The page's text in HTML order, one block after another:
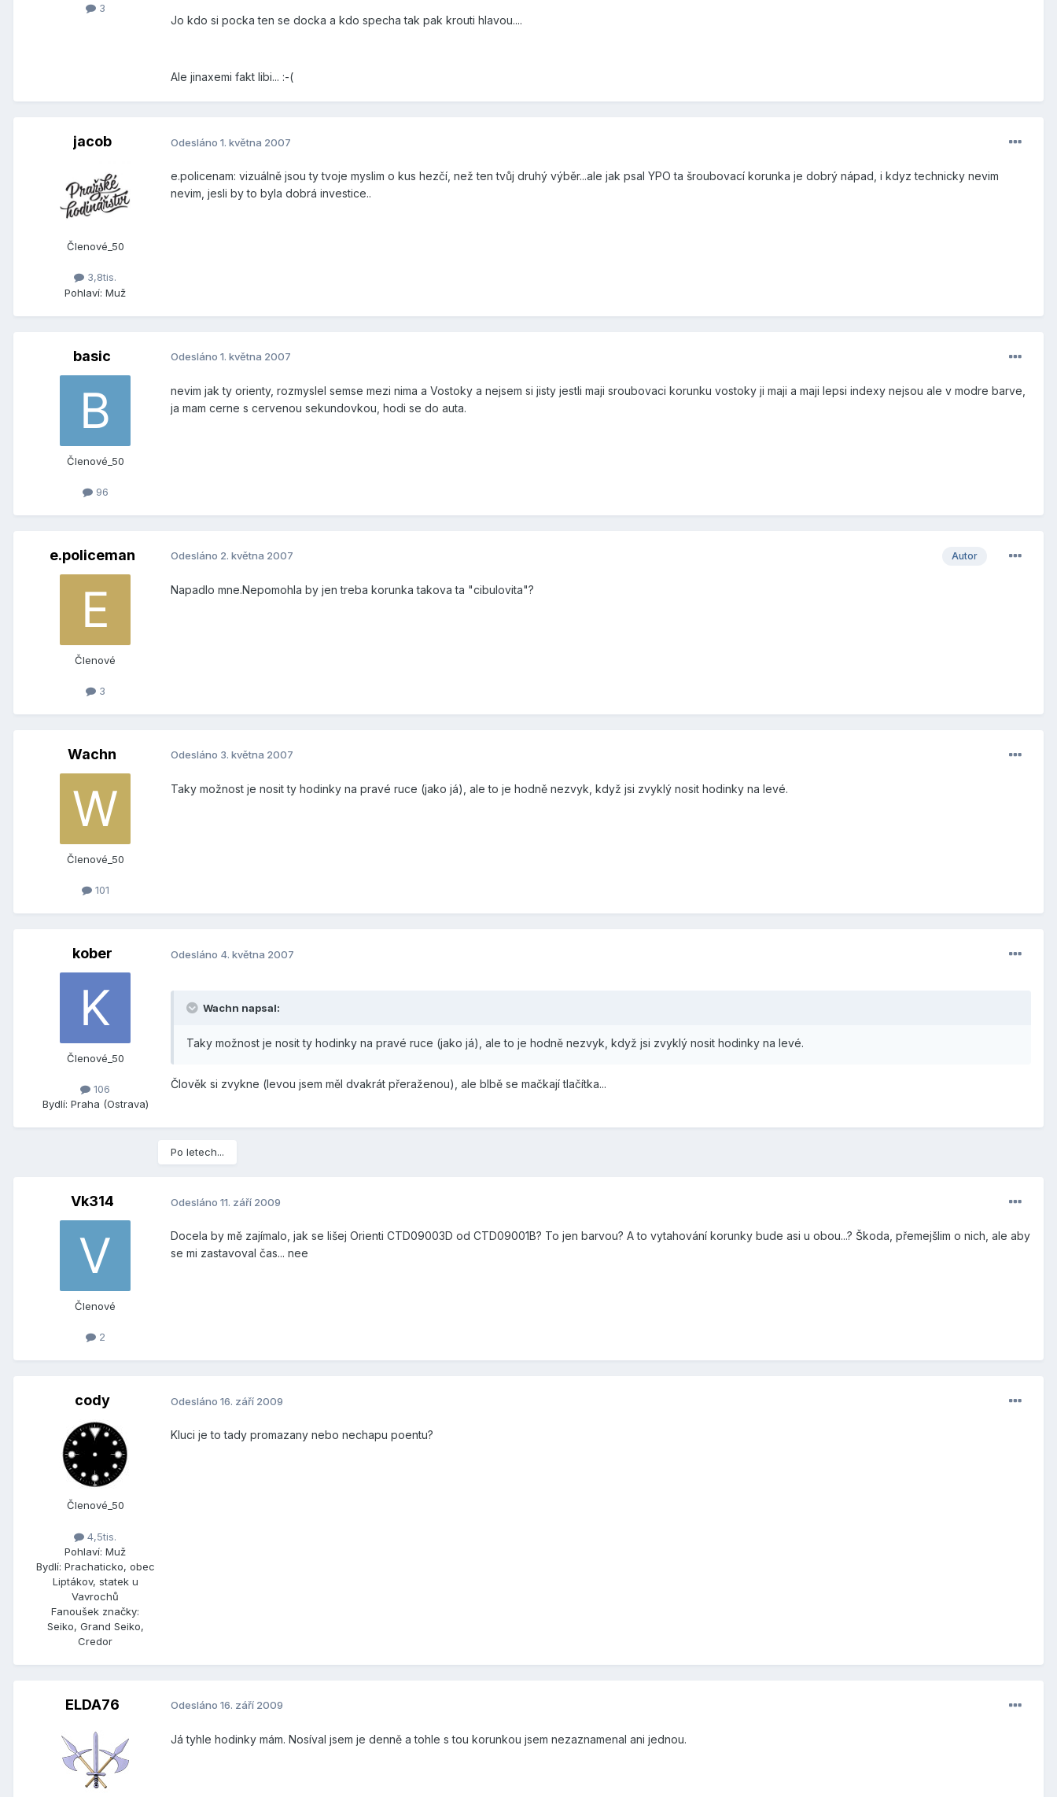
3
Jo kdo si pocka ten se docka a kdo specha tak pak krouti hlavou....
Ale jinaxemi fakt libi... :-(
jacob
Členové_50
3,8tis.
Pohlaví: Muž
Odesláno 1. května 2007
e.policenam: vizuálně jsou ty tvoje myslim o kus hezčí, než ten tvůj druhý výběr...ale jak psal YPO ta šroubovací korunka je dobrý nápad, i kdyz technicky nevim
nevim, jesli by to byla dobrá investice..
basic
Členové_50
96
Odesláno 1. května 2007
nevim jak ty orienty, rozmyslel semse mezi nima a Vostoky a nejsem si jisty jestli maji sroubovaci korunku vostoky ji maji a maji lepsi indexy nejsou ale v modre barve,
ja mam cerne s cervenou sekundovkou, hodi se do auta.
e.policeman
Členové
3
Autor
Odesláno 2. května 2007
Napadlo mne.Nepomohla by jen treba korunka takova ta "cibulovita"?
Wachn
Členové_50
101
Odesláno 3. května 2007
Taky možnost je nosit ty hodinky na pravé ruce (jako já), ale to je hodně nezvyk, když jsi zvyklý nosit hodinky na levé.
kober
Členové_50
106
Bydlí: Praha (Ostrava)
Odesláno 4. května 2007
Wachn napsal:
Taky možnost je nosit ty hodinky na pravé ruce (jako já), ale to je hodně nezvyk, když jsi zvyklý nosit hodinky na levé.
Člověk si zvykne (levou jsem měl dvakrát přeraženou), ale blbě se mačkají tlačítka...
Po letech...
Vk314
Členové
2
Odesláno 11. září 2009
Docela by mě zajímalo, jak se lišej Orienti CTD09003D od CTD09001B? To jen barvou? A to vytahování korunky bude asi u obou...? Škoda, přemejšlim o nich, ale aby
se mi zastavoval čas... nee
cody
Členové_50
4,5tis.
Pohlaví: Muž
Bydlí: Prachaticko, obec
Liptákov, statek u
Vavrochů
Fanoušek značky:
Seiko, Grand Seiko,
Credor
Odesláno 16. září 2009
Kluci je to tady promazany nebo nechapu poentu?
ELDA76 Odesláno 16. září 2009
Já tyhle hodinky mám. Nosíval jsem je denně a tohle s tou korunkou jsem nezaznamenal ani jednou.